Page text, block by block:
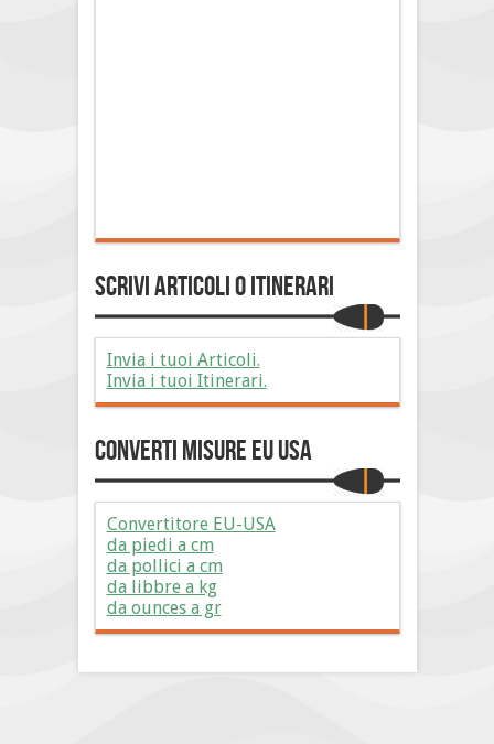
Scrivi Articoli o Itinerari
Invia i tuoi Articoli.
Invia i tuoi Itinerari.
Converti Misure EU USA
Convertitore EU-USA
da piedi a cm
da pollici a cm
da libbre a kg
da ounces a gr